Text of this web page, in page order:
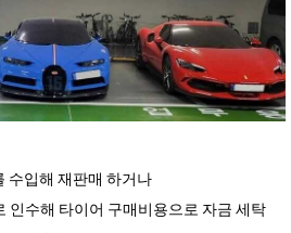
수입해 재판매 하거나
인수해 타이어 구매비용으로 자금 세탁